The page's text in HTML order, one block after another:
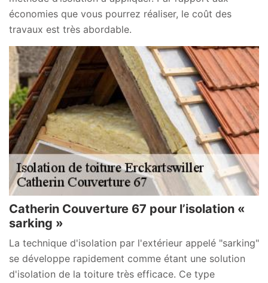
économies que vous pourrez réaliser, le coût des
travaux est très abordable.
Catherin Couverture 67 pour l’isolation «
sarking »
La technique d'isolation par l'extérieur appelé "sarking"
se développe rapidement comme étant une solution
d'isolation de la toiture très efficace. Ce type